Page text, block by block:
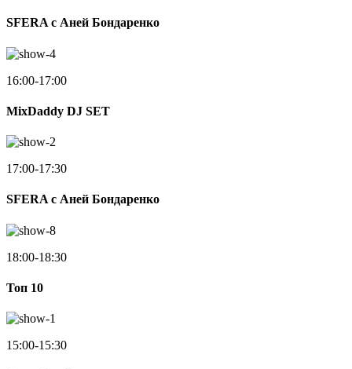
SFERA с Аней Бондаренко
16:00-17:00
MixDaddy DJ SET
17:00-17:30
SFERA с Аней Бондаренко
18:00-18:30
Toп 10
15:00-15:30